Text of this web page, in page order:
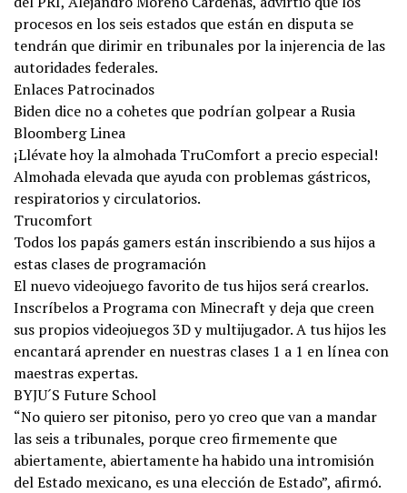
procesos en los seis estados que están en disputa se
tendrán que dirimir en tribunales por la injerencia de las
autoridades federales.
Enlaces Patrocinados
Biden dice no a cohetes que podrían golpear a Rusia
Bloomberg Linea
¡Llévate hoy la almohada TruComfort a precio especial!
Almohada elevada que ayuda con problemas gástricos,
respiratorios y circulatorios.
Trucomfort
Todos los papás gamers están inscribiendo a sus hijos a
estas clases de programación
El nuevo videojuego favorito de tus hijos será crearlos.
Inscríbelos a Programa con Minecraft y deja que creen
sus propios videojuegos 3D y multijugador. A tus hijos les
encantará aprender en nuestras clases 1 a 1 en línea con
maestras expertas.
BYJU´S Future School
“No quiero ser pitoniso, pero yo creo que van a mandar
las seis a tribunales, porque creo firmemente que
abiertamente, abiertamente ha habido una intromisión
del Estado mexicano, es una elección de Estado”, afirmó.